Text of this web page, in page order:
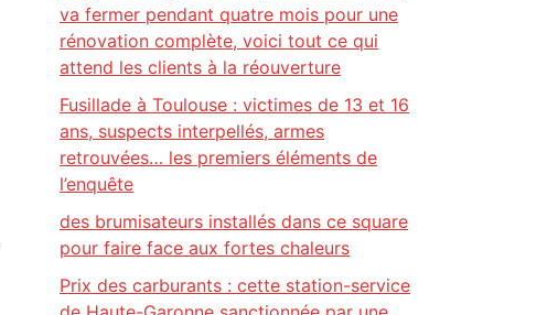
va fermer pendant quatre mois pour une
rénovation complète, voici tout ce qui
attend les clients à la réouverture
Fusillade à Toulouse : victimes de 13 et 16
ans, suspects interpellés, armes
retrouvées… les premiers éléments de
l’enquête
des brumisateurs installés dans ce square
pour faire face aux fortes chaleurs
Prix des carburants : cette station-service